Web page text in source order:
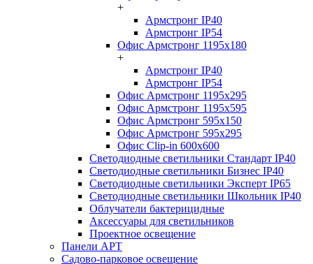
+
Армстронг IP40
Армстронг IP54
Офис Армстронг 1195x180
+
Армстронг IP40
Армстронг IP54
Офис Армстронг 1195x295
Офис Армстронг 1195x595
Офис Армстронг 595x150
Офис Армстронг 595x295
Офис Clip-in 600x600
Светодиодные светильники Стандарт IP40
Светодиодные светильники Бизнес IP40
Светодиодные светильники Эксперт IP65
Светодиодные светильники Школьник IP40
Облучатели бактерицидные
Аксессуары для светильников
Проектное освещение
Панели АРТ
Садово-парковое освещение